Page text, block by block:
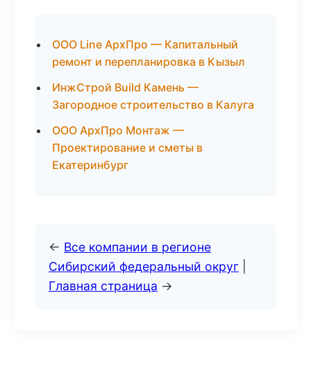
ООО Line АрхПро — Капитальный
ремонт и перепланировка в Кызыл
ИнжСтрой Build Камень —
Загородное строительство в Калуга
ООО АрхПро Монтаж —
Проектирование и сметы в
Екатеринбург
← Все компании в регионе
Сибирский федеральный округ
Главная страница →